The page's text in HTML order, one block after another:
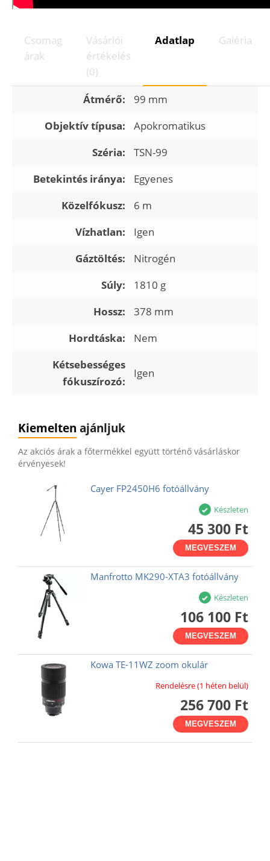
Csomag
árak
Vásárlói
értékelés
(0)
Adatlap Galéria
Átmérő:
99 mm
Objektív típusa:
Apokromatikus
Széria:
TSN-99
Betekintés iránya:
Egyenes
Közelfókusz:
6 m
Vízhatlan:
Igen
Gáztöltés:
Nitrogén
Súly:
1810 g
Hossz:
378 mm
Hordtáska:
Nem
Kétsebességes
fókuszírozó:
Igen
Kiemelten ajánljuk
Az akciós árak a főtermékkel együtt történő vásárláskor
érvényesek!
Cayer FP2450H6 fotóállvány
Készleten
45 300 Ft
MEGVESZEM
Manfrotto MK290-XTA3 fotóállvány
Készleten
106 100 Ft
MEGVESZEM
Kowa TE-11WZ zoom okulár
Rendelésre (1 héten belül)
256 700 Ft
MEGVESZEM